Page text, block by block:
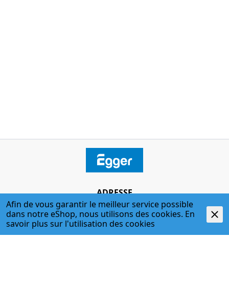
ADRESSE
Egger + Co. AG
Kirchbergstr. 3
3400 Burgdorf
T. 034 427 27 27
Afin de vous garantir le meilleur service possible
dans notre eShop, nous utilisons des cookies. En
savoir plus sur l'utilisation des cookies